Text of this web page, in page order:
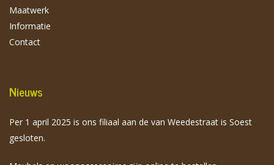
Maatwerk
Informatie
Contact
Nieuws
Per 1 april 2025 is ons filiaal aan de van Weedestraat is Soest
gesloten.